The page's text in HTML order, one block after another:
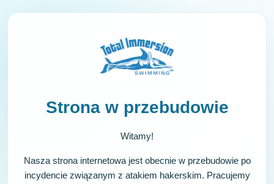
Strona w przebudowie
Witamy!
Nasza strona internetowa jest obecnie w przebudowie po
incydencie związanym z atakiem hakerskim. Pracujemy